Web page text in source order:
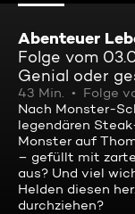
Abenteuer
Folge vom
Genial oder
43 Min. Folge
Nach Monster-
legendären
Monster auf
– gefüllt mit
aus? Und viel
Helden diesen
durchziehen?